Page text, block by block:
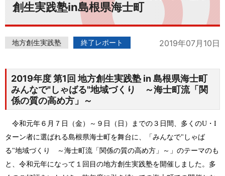
創生実践塾in島根県海士町
地方創生実践塾 終了レポート 2019年07月10日
2019年度 第1回 地方創生実践塾 in 島根県海士町
みんなで"しゃばる"地域づくり ～海士町流「関
係の質の高め方」～
令和元年６月７日（金）～９日（日）までの３日間、多くのU ・ I
ターン者に選ばれる島根県海士町を舞台に、「みんなで" しゃば
る"地域づくり ～海士町流「関係の質の高め方」～」のテーマのも
と、令和元年になって１回目の地方創生実践塾を開催しました。多